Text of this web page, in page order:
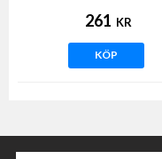
261 KR
KÖP